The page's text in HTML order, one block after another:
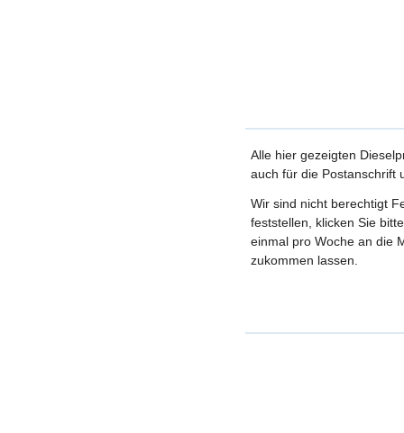
Alle hier gezeigten
auch für die Postanschrift
Wir sind nicht berechtigt
feststellen, klicken Sie
einmal pro Woche an die
zukommen lassen.